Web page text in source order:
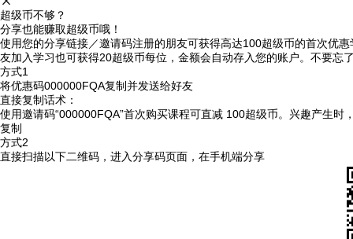
超级币不够？
分享也能赚取超级币哦！
使用您的分享链接／邀请码注册的朋友可获得高达100超级币的首次优
友加入学习也可获得20超级币每位，金额会自动存入您的账户。不要忘
方式1
将优惠码000000FQA复制并发送给好友
直接复制话术：
使用邀请码“000000FQA”首次购买课程可直减 100超级币。兴趣产生时
复制
方式2
直接扫描以下二维码，进入分享码页面，在手机端分享